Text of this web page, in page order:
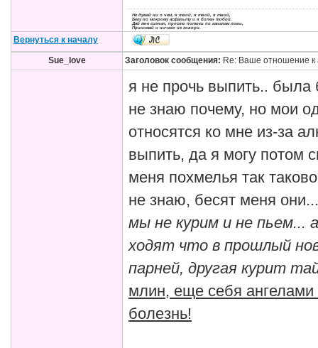
Не думай ни о чем, я твой, я твой, я твой,
Бегу по мокрому асфальту и я болен тобой.
Дай мне сигнал, просто потоки по каналам лови,
Принимай и ничего не говори.
Вернуться к началу
Sue_love Заголовок сообщения: Re: Ваше отношение к
я не прочь выпить.. была
не знаю почему, но мои
относятся ко мне из-за
выпить, да я могу потом
меня похмелья так
не знаю, бесят меня они...
мы не курим и не пьем...
ходят что в прошлый
парней, другая курит
млин, еще себя ангелами
болезнь!